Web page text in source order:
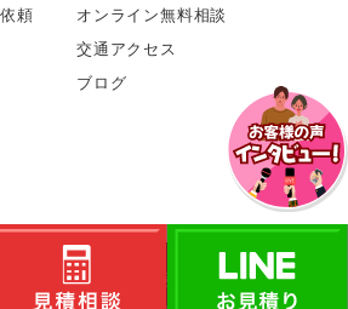
頼
オンライン無料相談
交通アクセス
ブログ
や諫早市で外壁･屋根塗装ならやまに